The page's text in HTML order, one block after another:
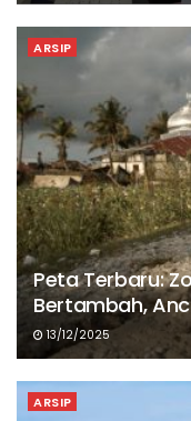
ARSIP
Peta Terbaru:
Bertambah,
13/12/2025
ARSIP